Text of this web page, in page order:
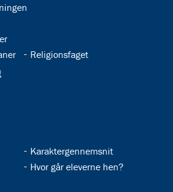
33.5:
Religionsfaget
33.12:
Karaktergennemsnit
33.14:
Hvor går eleverne hen?